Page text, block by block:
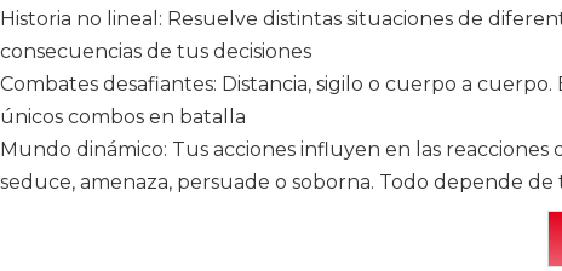
Historia no lineal: Resuelve distintas situaciones de
consecuencias de tus decisiones
Combates desafiantes: Distancia, sigilo o cuerpo a
únicos combos en batalla
Mundo dinámico: Tus acciones influyen en las
seduce, amenaza, persuade o soborna. Todo depende de